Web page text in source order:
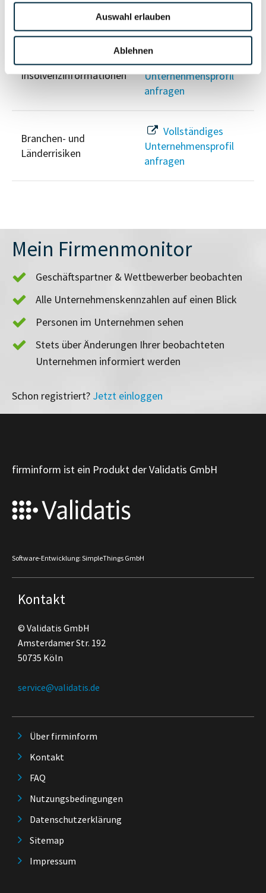
Auswahl erlauben
Ablehnen
Sanktionslistenstatus
Unternehmensprofil
anfragen
Insolvenzinformationen
Vollständiges
Unternehmensprofil
anfragen
Branchen- und
Länderrisiken
Vollständiges
Unternehmensprofil
anfragen
Mein Firmenmonitor
Geschäftspartner & Wettbewerber beobachten
Alle Unternehmenskennzahlen auf einen Blick
Personen im Unternehmen sehen
Stets über Änderungen Ihrer beobachteten
Unternehmen informiert werden
Schon registriert? Jetzt einloggen
firminform ist ein Produkt der Validatis GmbH
Software-Entwicklung: SimpleThings GmbH
Kontakt
© Validatis GmbH
Amsterdamer Str. 192
50735 Köln
service@validatis.de
Über firminform
Kontakt
FAQ
Nutzungsbedingungen
Datenschutzerklärung
Sitemap
Impressum